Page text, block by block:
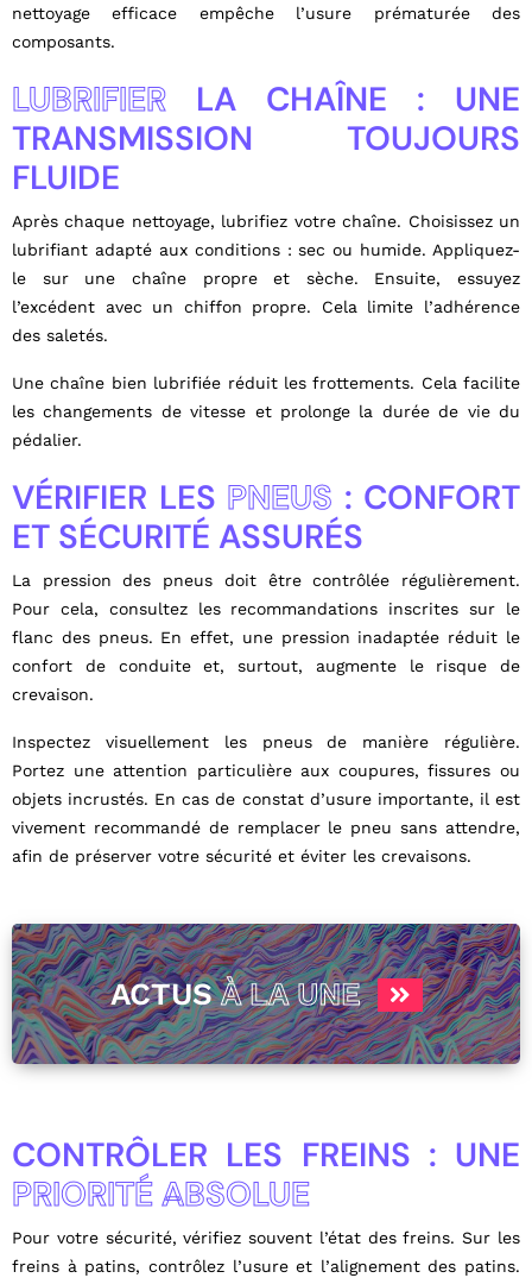
nettoyage efficace empêche l’usure prématurée des
composants.
LUBRIFIER LA CHAÎNE : UNE
TRANSMISSION TOUJOURS
FLUIDE
Après chaque nettoyage, lubrifiez votre chaîne. Choisissez un
lubrifiant adapté aux conditions : sec ou humide. Appliquez-
le sur une chaîne propre et sèche. Ensuite, essuyez
l’excédent avec un chiffon propre. Cela limite l’adhérence
des saletés.
Une chaîne bien lubrifiée réduit les frottements. Cela facilite
les changements de vitesse et prolonge la durée de vie du
pédalier.
VÉRIFIER LES PNEUS : CONFORT
ET SÉCURITÉ ASSURÉS
La pression des pneus doit être contrôlée régulièrement.
Pour cela, consultez les recommandations inscrites sur le
flanc des pneus. En effet, une pression inadaptée réduit le
confort de conduite et, surtout, augmente le risque de
crevaison.
Inspectez visuellement les pneus de manière régulière.
Portez une attention particulière aux coupures, fissures ou
objets incrustés. En cas de constat d’usure importante, il est
vivement recommandé de remplacer le pneu sans attendre,
afin de préserver votre sécurité et éviter les crevaisons.
ACTUSÀ LA UNE
CONTRÔLER LES FREINS : UNE
PRIORITÉ ABSOLUE
Pour votre sécurité, vérifiez souvent l’état des freins. Sur les
freins à patins, contrôlez l’usure et l’alignement des patins.